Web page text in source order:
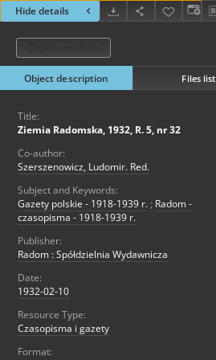
Hide details
Object description Files list
Title:
Ziemia Radomska, 1932, R. 5, nr 32
Co-author:
Szerszenowicz, Ludomir. Red.
Subject and Keywords:
Gazety polskie - 1918-1939 r. ; Radom -
czasopisma - 1918-1939 r.
Publisher:
Radom : Spółdzielnia Wydawnicza
Date:
1932-02-10
Resource Type:
Czasopisma i gazety
Format: